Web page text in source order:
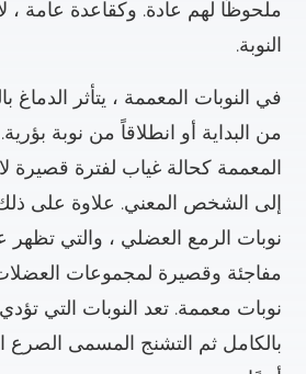
ملحوظًا لهم عادة. وكقاعدة عامة ،
النوبة.
في النوبات المعممة ، يتأثر الدماغ
من البداية أو انطلاقاً من نوبة
المعممة كحالة غياب لفترة قصيرة
إلى الشخص المعني. علاوة على
نوبات الرمع العضلي ، والتي تظهر
مفاجئة وقصيرة لمجموعات العضلات
نوبات معممة. تعد النوبات التي
بالكامل ثم التشنج المسمى الصرع